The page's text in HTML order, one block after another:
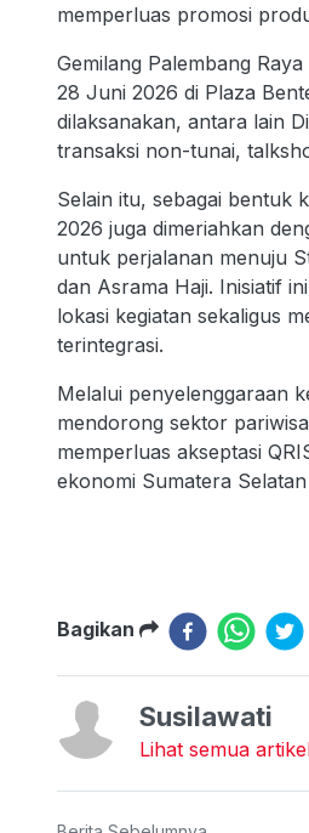
memperluas promosi
Gemilang Palembang
28 Juni 2026 di Plaza
dilaksanakan, antara lain
transaksi non-tunai,
Selain itu, sebagai bentuk
2026 juga dimeriahkan
untuk perjalanan menuju
dan Asrama Haji. Inisiatif
lokasi kegiatan sekaligus
terintegrasi.
Melalui penyelenggaraan
mendorong sektor
memperluas akseptasi
ekonomi Sumatera
Bagikan
Susilawati
Lihat semua